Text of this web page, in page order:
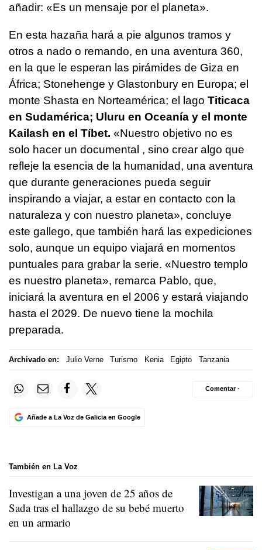
añadir: «Es un mensaje por el planeta».
En esta hazaña hará a pie algunos tramos y
otros a nado o remando, en una aventura 360,
en la que le esperan las pirámides de Giza en
África; Stonehenge y Glastonbury en Europa; el
monte Shasta en Norteamérica; el lago Titicaca
en Sudamérica; Uluru en Oceanía y el monte
Kailash en el Tíbet. «Nuestro objetivo no es
solo hacer un documental , sino crear algo que
refleje la esencia de la humanidad, una aventura
que durante generaciones pueda seguir
inspirando a viajar, a estar en contacto con la
naturaleza y con nuestro planeta», concluye
este gallego, que también hará las expediciones
solo, aunque un equipo viajará en momentos
puntuales para grabar la serie. «Nuestro templo
es nuestro planeta», remarca Pablo, que,
iniciará la aventura en el 2006 y estará viajando
hasta el 2029. De nuevo tiene la mochila
preparada.
Archivado en: Julio Verne Turismo Kenia Egipto Tanzania
Añade a La Voz de Galicia en Google
Comentar ·
También en La Voz
Investigan a una joven de 25 años de
Sada tras el hallazgo de su bebé muerto
en un armario